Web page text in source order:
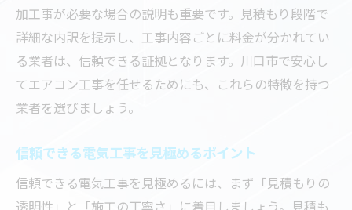
加工事が必要な場合の説明も重要です。見積もり段階で
詳細な内訳を提示し、工事内容ごとに料金が分かれてい
る業者は、信頼できる証拠となります。川口市で安心し
てエアコン工事を任せるためにも、これらの特徴を持つ
業者を選びましょう。
信頼できる電気工事を見極めるポイント
信頼できる電気工事を見極めるには、まず「見積もりの
透明性」と「施工の丁寧さ」に着目しましょう。見積も